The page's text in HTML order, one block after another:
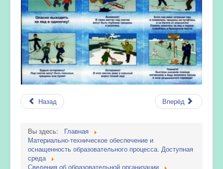
Назад Вперёд
Вы здесь:
Главная
Материально-техническое обеспечение и
оснащенность образовательного процесса. Доступная
среда
Сведения об образовательной организации